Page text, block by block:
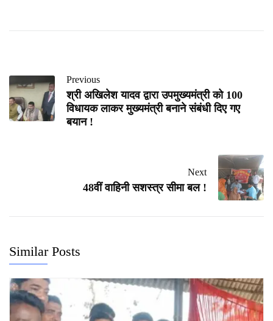
Previous
श्री अखिलेश यादव द्वारा उपमुख्यमंत्री को 100
विधायक लाकर मुख्यमंत्री बनाने संबंधी दिए गए
बयान !
Next
48वीं वाहिनी सशस्त्र सीमा बल !
Similar Posts